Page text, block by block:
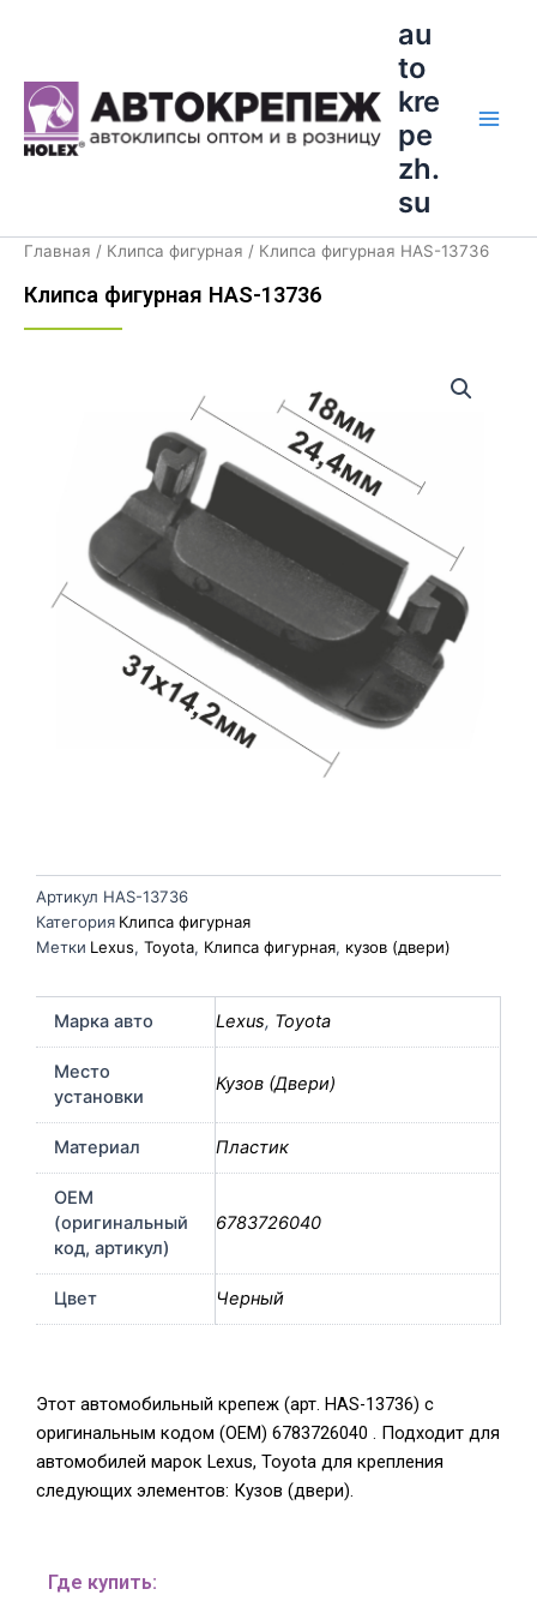
au
to
kre
pe
zh.
su
Главная / Клипса фигурная / Клипса фигурная HAS-13736
Клипса фигурная HAS-13736
Артикул HAS-13736
Категория Клипса фигурная
Метки Lexus, Toyota, Клипса фигурная, кузов (двери)
Марка авто Lexus, Toyota
Место
установки
Кузов (Двери)
Материал Пластик
OEM
(оригинальный
код, артикул)
6783726040
Цвет Черный
Этот автомобильный крепеж (арт. HAS-13736) с
оригинальным кодом (OEM) 6783726040 . Подходит для
автомобилей марок Lexus, Toyota для крепления
следующих элементов: Кузов (двери).
Где купить: